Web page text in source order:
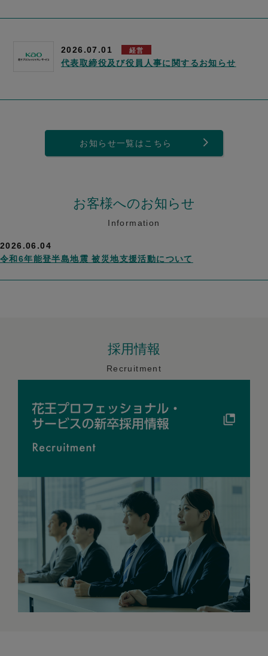
2026.07.01 経営
代表取締役及び役員人事に関するお知らせ
お知らせ一覧はこちら
お客様へのお知らせ
Information
2026.06.04
令和6年能登半島地震 被災地支援活動について
採用情報
Recruitment